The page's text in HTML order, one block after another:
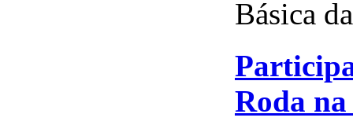
Básica
Roda